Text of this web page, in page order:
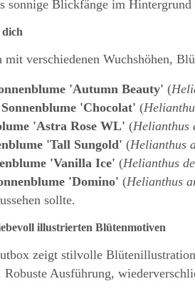
sonnige Blickfänge im
dich
mit verschiedenen Wuchshöhen,
'Autumn Beauty' (
'Chocolat' (
'Astra Rose WL' (Helianthus
'Tall Sungold' (Helianthus
'Vanilla Ice' (Helianthus
'Domino' (Helianthus
sollte.
illustrierten Blütenmotiven
zeigt stilvolle
Ausführung,